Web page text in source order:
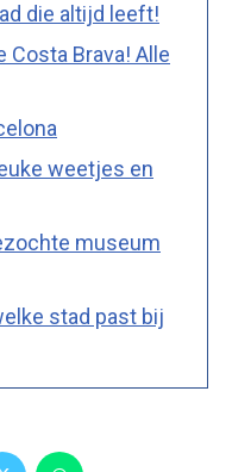
die altijd leeft!
Costa Brava! Alle
weetjes en
museum
stad past bij